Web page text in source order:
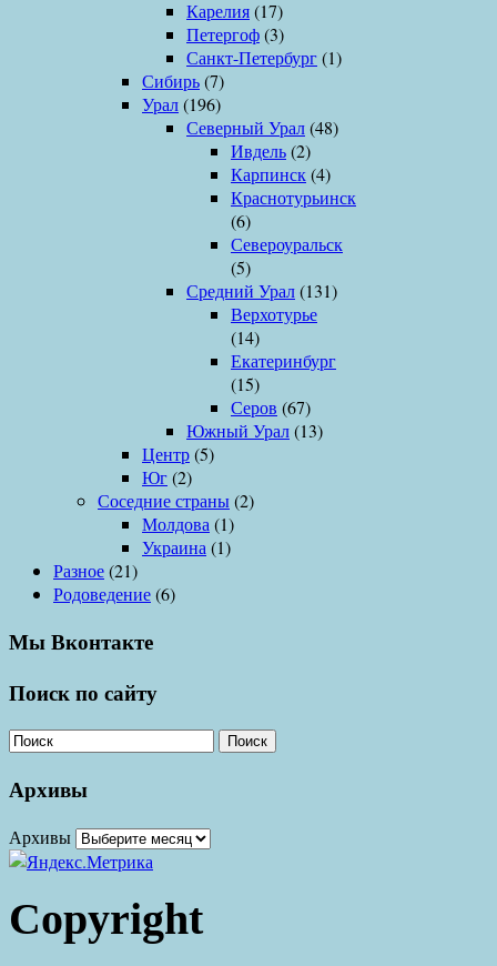
Карелия(17)
Петергоф(3)
Санкт-Петербург(1)
Сибирь(7)
Урал(196)
Северный Урал(48)
Ивдель(2)
Карпинск(4)
Краснотурьинск
(6)
Североуральск
(5)
Средний Урал(131)
Верхотурье
(14)
Екатеринбург
(15)
Серов (67)
Южный Урал(13)
Центр(5)
Юг(2)
Соседние страны(2)
Молдова (1)
Украина (1)
Разное(21)
Родоведение(6)
Мы Вконтакте
Поиск по сайту
Поиск
Архивы
Архивы
Copyright